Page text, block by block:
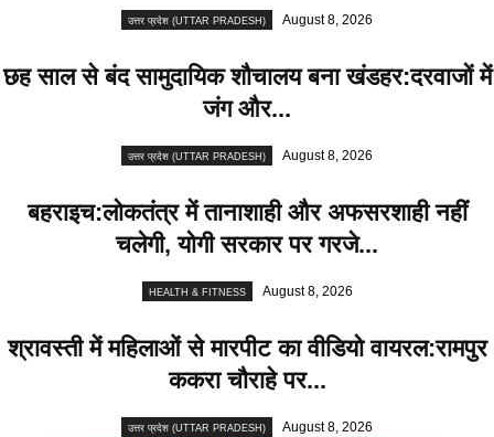
उत्तर प्रदेश (UTTAR PRADESH) August 8, 2026
छह साल से बंद सामुदायिक शौचालय बना खंडहर:दरवाजों में
जंग और...
उत्तर प्रदेश (UTTAR PRADESH) August 8, 2026
बहराइच:लोकतंत्र में तानाशाही और अफसरशाही नहीं
चलेगी, योगी सरकार पर गरजे...
HEALTH & FITNESS August 8, 2026
श्रावस्ती में महिलाओं से मारपीट का वीडियो वायरल:रामपुर
ककरा चौराहे पर...
उत्तर प्रदेश (UTTAR PRADESH) August 8, 2026